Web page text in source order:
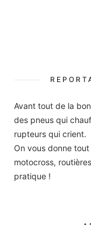
Avant tout de la
des pneus qui
rupteurs qui crient.
On vous donne
motocross,
pratique !